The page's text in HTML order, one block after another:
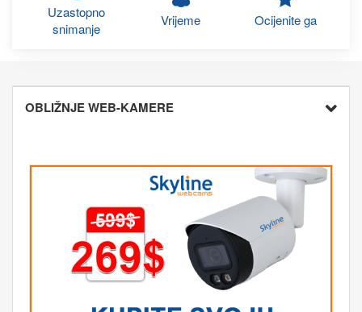
Uzastopno
snimanje
Vrijeme Ocijenite ga
OBLIŽNJE WEB-KAMERE